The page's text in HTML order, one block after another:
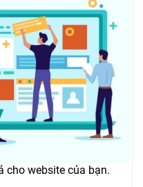
cho website của bạn.